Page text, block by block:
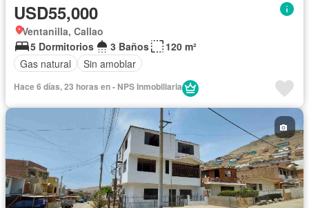
USD55,000
Ventanilla, Callao
5 Dormitorios
3 Baños
120 m²
Gas natural
Sin amoblar
Hace 6 días, 23 horas en - NPS Inmobiliaria